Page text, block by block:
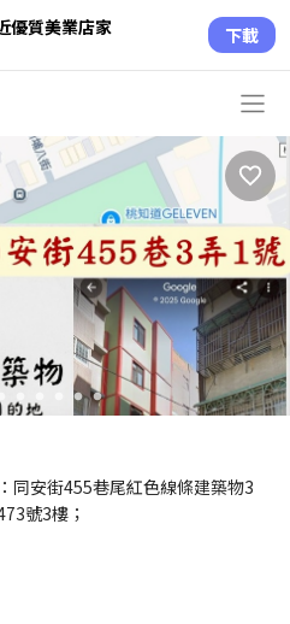
優質美業店家 下載
circle circle
同安街455巷尾紅色線條建築物3
號3樓；